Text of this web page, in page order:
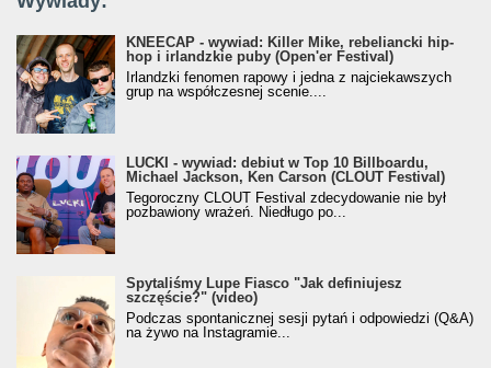
KNEECAP - wywiad: Killer Mike, rebeliancki hip-
hop i irlandzkie puby (Open'er Festival)
Irlandzki fenomen rapowy i jedna z najciekawszych
grup na współczesnej scenie....
LUCKI - wywiad: debiut w Top 10 Billboardu,
Michael Jackson, Ken Carson (CLOUT Festival)
Tegoroczny CLOUT Festival zdecydowanie nie był
pozbawiony wrażeń. Niedługo po...
Spytaliśmy Lupe Fiasco "Jak definiujesz
szczęście?" (video)
Podczas spontanicznej sesji pytań i odpowiedzi (Q&A)
na żywo na Instagramie...